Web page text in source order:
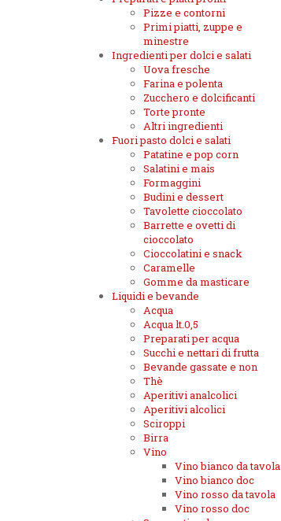
Pizze e contorni
Primi piatti, zuppe e
minestre
Ingredienti per dolci e salati
Uova fresche
Farina e polenta
Zucchero e dolcificanti
Torte pronte
Altri ingredienti
Fuori pasto dolci e salati
Patatine e pop corn
Salatini e mais
Formaggini
Budini e dessert
Tavolette cioccolato
Barrette e ovetti di
cioccolato
Cioccolatini e snack
Caramelle
Gomme da masticare
Liquidi e bevande
Acqua
Acqua lt.0,5
Preparati per acqua
Succhi e nettari di frutta
Bevande gassate e non
Thè
Aperitivi analcolici
Aperitivi alcolici
Sciroppi
Birra
Vino
Vino bianco da tavola
Vino bianco doc
Vino rosso da tavola
Vino rosso doc